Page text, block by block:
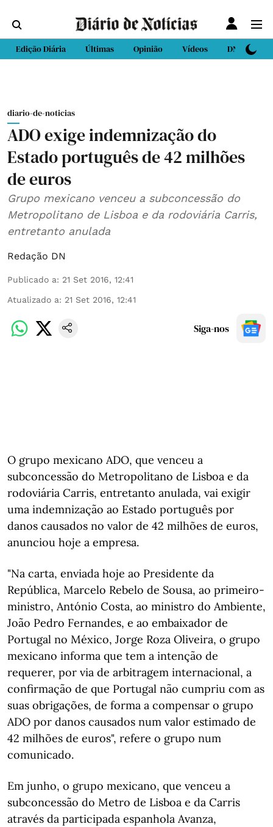
Edição Diária Últimas Opinião Vídeos DN Sport
diario-de-noticias
ADO exige indemnização do
Estado português de 42 milhões
de euros
Grupo mexicano venceu a subconcessão do
Metropolitano de Lisboa e da rodoviária Carris,
entretanto anulada
Redação DN
Publicado a: 21 Set 2016, 12:41
Atualizado a: 21 Set 2016, 12:41
Siga-nos
O grupo mexicano ADO, que venceu a
subconcessão do Metropolitano de Lisboa e da
rodoviária Carris, entretanto anulada, vai exigir
uma indemnização ao Estado português por
danos causados no valor de 42 milhões de euros,
anunciou hoje a empresa.
"Na carta, enviada hoje ao Presidente da
República, Marcelo Rebelo de Sousa, ao primeiro-
ministro, António Costa, ao ministro do Ambiente,
João Pedro Fernandes, e ao embaixador de
Portugal no México, Jorge Roza Oliveira, o grupo
mexicano informa que tem a intenção de
requerer, por via de arbitragem internacional, a
confirmação de que Portugal não cumpriu com as
suas obrigações, de forma a compensar o grupo
ADO por danos causados num valor estimado de
42 milhões de euros", refere o grupo num
comunicado.
Em junho, o grupo mexicano, que venceu a
subconcessão do Metro de Lisboa e da Carris
através da participada espanhola Avanza,